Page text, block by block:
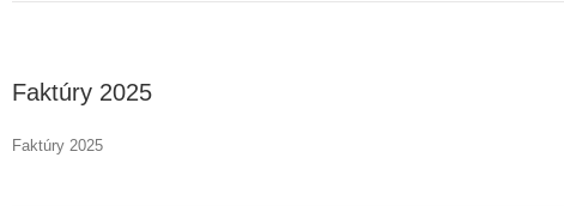
Faktúry 2025
Faktúry 2025